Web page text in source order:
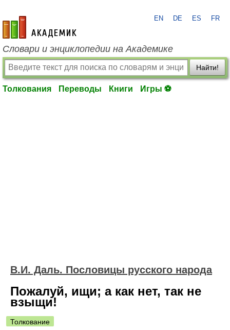
academic.ru
EN DE ES FR
Словари и энциклопедии на Академике
Найти!
Толкования Переводы Книги Игры ⚽
В.И. Даль. Пословицы русского народа
Пожалуй, ищи; а как нет, так не
взыщи!
Толкование